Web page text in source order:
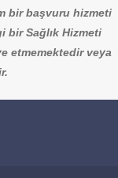
bir başvuru hizmeti
bir Sağlık Hizmeti
etmemektedir veya